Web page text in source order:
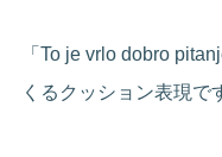
「To je vrlo dobro
くるクッション表現で